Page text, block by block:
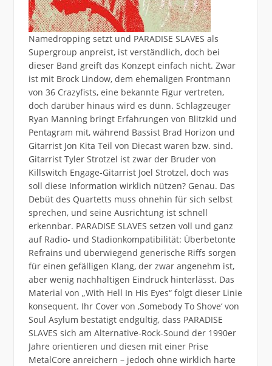
Namedropping setzt und PARADISE SLAVES als
Supergroup anpreist, ist verständlich, doch bei
dieser Band greift das Konzept einfach nicht. Zwar
ist mit Brock Lindow, dem ehemaligen Frontmann
von 36 Crazyfists, eine bekannte Figur vertreten,
doch darüber hinaus wird es dünn. Schlagzeuger
Ryan Manning bringt Erfahrungen von Blitzkid und
Pentagram mit, während Bassist Brad Horizon und
Gitarrist Jon Kita Teil von Diecast waren bzw. sind.
Gitarrist Tyler Strotzel ist zwar der Bruder von
Killswitch Engage-Gitarrist Joel Strotzel, doch was
soll diese Information wirklich nützen? Genau. Das
Debüt des Quartetts muss ohnehin für sich selbst
sprechen, und seine Ausrichtung ist schnell
erkennbar. PARADISE SLAVES setzen voll und ganz
auf Radio- und Stadionkompatibilität: Überbetonte
Refrains und überwiegend generische Riffs sorgen
für einen gefälligen Klang, der zwar angenehm ist,
aber wenig nachhaltigen Eindruck hinterlässt. Das
Material von „With Hell In His Eyes“ folgt dieser Linie
konsequent. Ihr Cover von ,Somebody To Shove‘ von
Soul Asylum bestätigt endgültig, dass PARADISE
SLAVES sich am Alternative-Rock-Sound der 1990er
Jahre orientieren und diesen mit einer Prise
MetalCore anreichern – jedoch ohne wirklich harte